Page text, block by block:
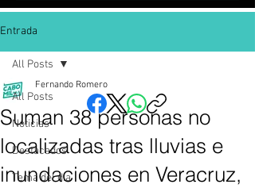
Entrada
All Posts
Noticias
Destacados
Tema del dia
All Posts
Suman 38 personas no
localizadas tras lluvias e
inundaciones en Veracruz,
Fernando Romero